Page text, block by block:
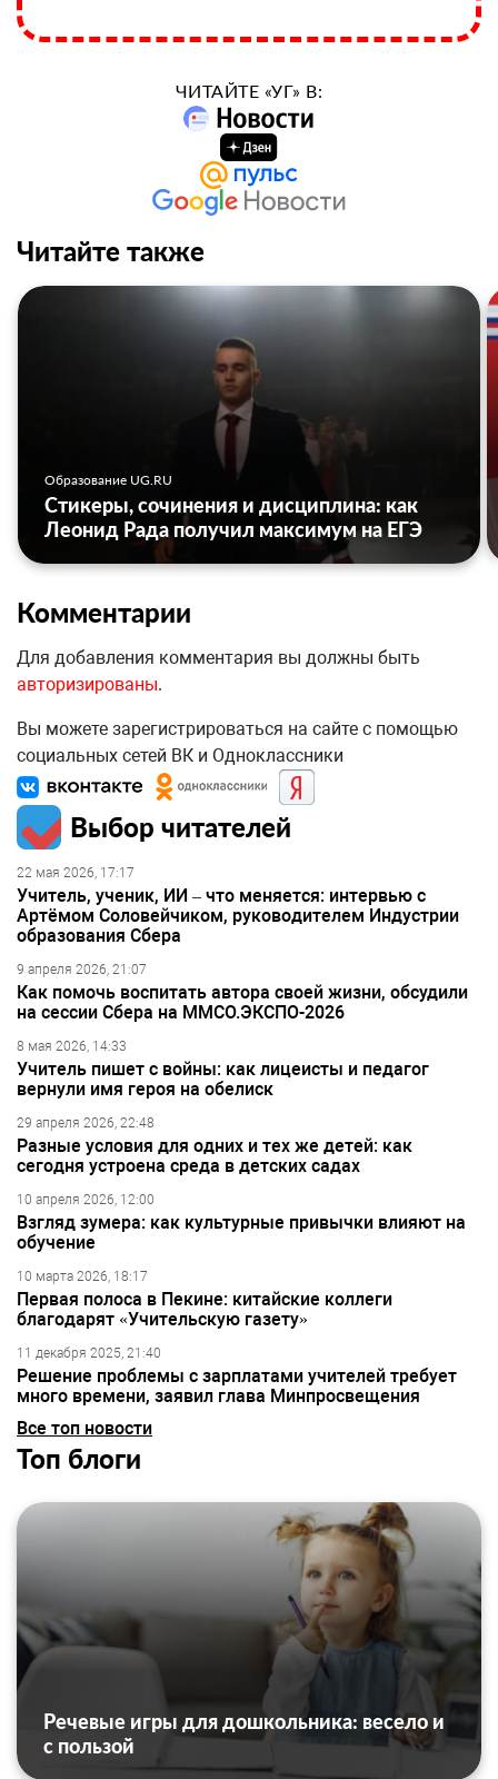
ЧИТАЙТЕ «УГ» В:
Читайте также
Образование UG.RU
Стикеры, сочинения и дисциплина: как
Леонид Рада получил максимум на ЕГЭ
Комментарии
Для добавления комментария вы должны быть
авторизированы.
Вы можете зарегистрироваться на сайте с помощью
социальных сетей ВК и Одноклассники
Выбор читателей
22 мая 2026, 17:17
Учитель, ученик, ИИ – что меняется: интервью с
Артёмом Соловейчиком, руководителем Индустрии
образования Сбера
9 апреля 2026, 21:07
Как помочь воспитать автора своей жизни, обсудили
на сессии Сбера на ММСО.ЭКСПО-2026
8 мая 2026, 14:33
Учитель пишет с войны: как лицеисты и педагог
вернули имя героя на обелиск
29 апреля 2026, 22:48
Разные условия для одних и тех же детей: как
сегодня устроена среда в детских садах
10 апреля 2026, 12:00
Взгляд зумера: как культурные привычки влияют на
обучение
10 марта 2026, 18:17
Первая полоса в Пекине: китайские коллеги
благодарят «Учительскую газету»
11 декабря 2025, 21:40
Решение проблемы с зарплатами учителей требует
много времени, заявил глава Минпросвещения
Все топ новости
Топ блоги
Речевые игры для дошкольника: весело и
с пользой